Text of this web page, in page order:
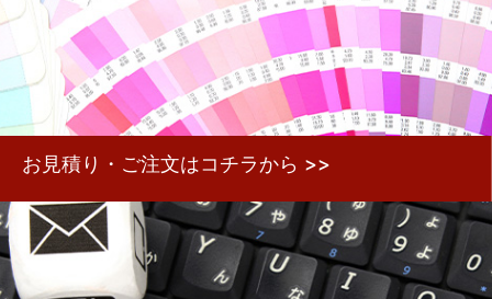
お見積り・ご注文はコチラから >>